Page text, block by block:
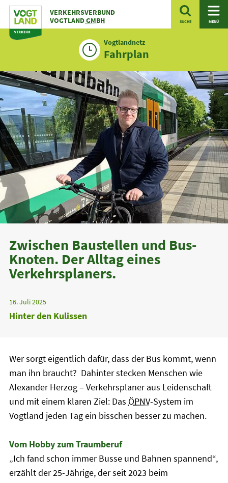
Zum
Inhalt
VERKEHRSVERBUND
VOGTLANDGMBH SUCHE MENÜ
Vogtlandnetz
Fahrplan
Zwischen Baustellen und Bus-
Knoten. Der Alltag eines
Verkehrsplaners.
16. Juli 2025
Hinter den Kulissen
Wer sorgt eigentlich dafür, dass der Bus kommt, wenn
man ihn braucht? Dahinter stecken Menschen wie
Alexander Herzog – Verkehrsplaner aus Leidenschaft
und mit einem klaren Ziel: Das ÖPNV-System im
Vogtland jeden Tag ein bisschen besser zu machen.
Vom Hobby zum Traumberuf
„Ich fand schon immer Busse und Bahnen spannend“,
erzählt der 25-Jährige, der seit 2023 beim